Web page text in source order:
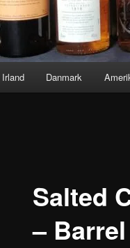
Irland Danmark
Salted
–